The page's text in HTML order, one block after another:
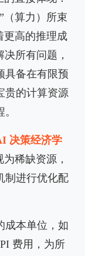
（算力）所束
更高的推理成
所有问题，
具备在有限预
贵的计算资源
决策经济学
稀缺资源，
制进行优化配
成本单位，如
费用，为所